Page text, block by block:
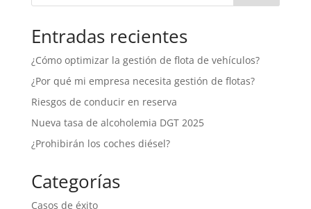
Entradas recientes
¿Cómo optimizar la gestión de flota de vehículos?
¿Por qué mi empresa necesita gestión de flotas?
Riesgos de conducir en reserva
Nueva tasa de alcoholemia DGT 2025
¿Prohibirán los coches diésel?
Categorías
Casos de éxito